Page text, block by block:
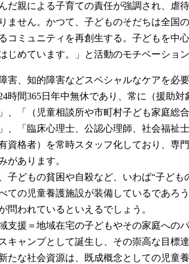
だ親による子育ての責任が強調され、虐
ません。かつて、子どものそだちは全国
コミュニティを再創生する。子どもを中
めています。」と活動のモチベーショ
害、知的障害などスペシャルなケアを必
時間365日年中無休であり、常に（援助対
、「（児童相談所や市町村子ども家庭総
、「臨床心理士、公認心理師、社会福祉
資格者）を常時スタッフ化しており、専
があります。
子どもの貧困や自殺など、いわば“子ども
ての児童養護施設が装備しているであろ
われているといえるでしょう。
支援＝地域在宅の子どもやその家庭への
キャンプとして誕生し、その崇高な目標
たな社会資源は、既成概念としての児童